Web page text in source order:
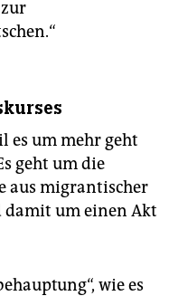
es um mehr geht
geht um die
aus migrantischer
damit um einen Akt
wie es